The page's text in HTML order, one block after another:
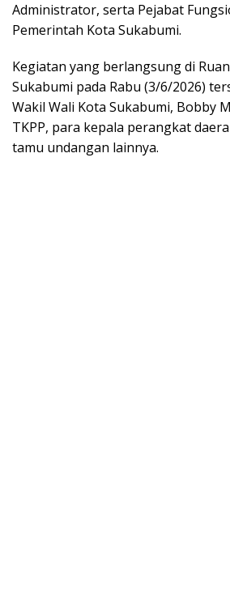
Administrator, serta Pejabat
Pemerintah Kota Sukabumi.
Kegiatan yang berlangsung di
Sukabumi pada Rabu (3/6/2026)
Wakil Wali Kota Sukabumi, Bobby
TKPP, para kepala perangkat
tamu undangan lainnya.